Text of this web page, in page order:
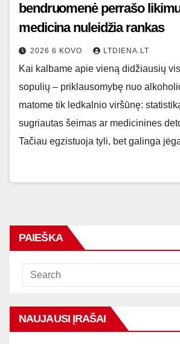
bendruomenė perrašo
medicina nuleidžia rankas
2026 6 KOVO LTDIENA.LT
Kai kalbame apie vieną didžiausių
sopulių – priklausomybę nuo
matome tik ledkalnio viršūnę:
sugriautas šeimas ar medicinines
Tačiau egzistuoja tyli, bet galinga
PAIEŠKA
NAUJAUSI ĮRAŠAI